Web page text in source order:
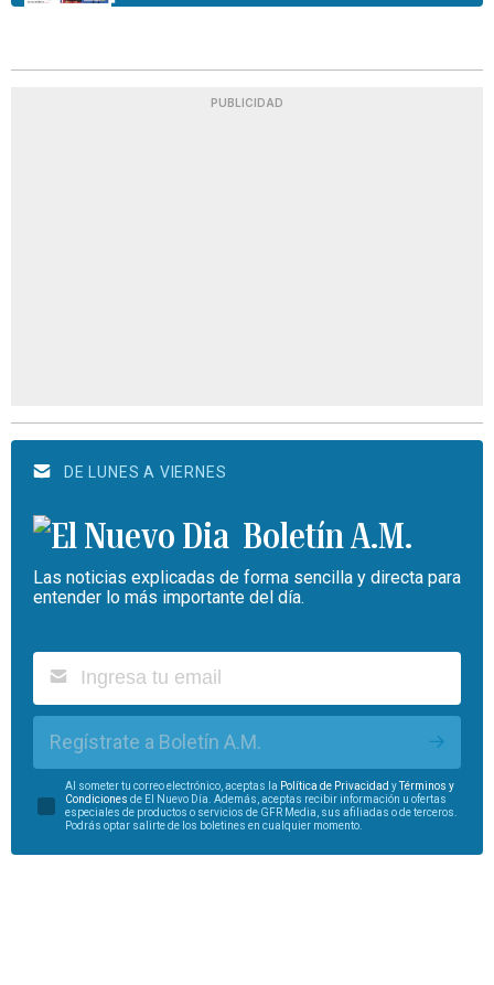
PUBLICIDAD
DE LUNES A VIERNES
Boletín A.M.
Las noticias explicadas de forma sencilla y directa para
entender lo más importante del día.
Regístrate a Boletín A.M.
Al someter tu correo electrónico, aceptas la Política de Privacidad yTérminos y
Condiciones de El Nuevo Día. Además, aceptas recibir información u ofertas
especiales de productos o servicios de GFR Media, sus afiliadas o de terceros.
Podrás optar salirte de los boletines en cualquier momento.